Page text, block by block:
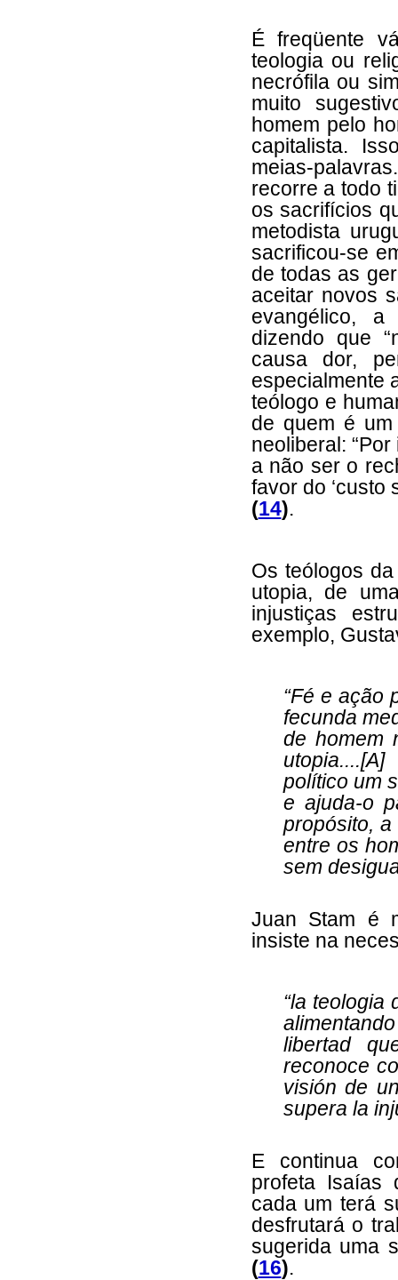
É freqüente
teologia ou
necrófila ou
muito
homem pelo
capitalista.
meias-
recorre a todo
os sacrifícios
metodista
sacrificou-se
de todas as
aceitar novos
evangélico, a
dizendo que
causa dor,
especialmente
teólogo e
de quem é
neoliberal:
a não ser o
favor do ‘custo
(14).
Os teólogos
utopia, de
injustiças
exemplo,
“Fé e ação
fecunda
de homem
político um
e ajuda-o
propósito,
entre os
sem
Juan Stam é
insiste na
“la teologia
libertad
reconoce
visión de
supera la
E continua
profeta Isaías
cada um terá
desfrutará o
sugerida uma
(16).